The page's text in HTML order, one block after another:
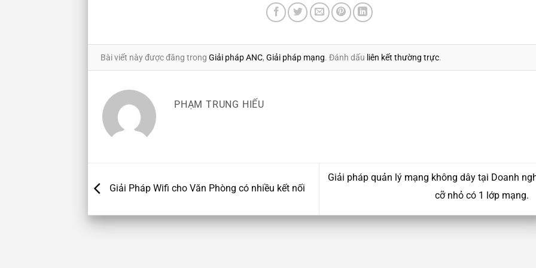
Bài viết này được đăng trong Giải pháp ANC, Giải pháp mạng. Đánh dấu liên kết thường trực.
PHẠM TRUNG HIẾU
Giải Pháp Wifi cho Văn Phòng có nhiều kết nối
Giải pháp quản lý mạng không dây tại Doanh
cỡ nhỏ có 1 lớp mạng.